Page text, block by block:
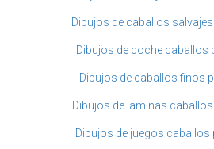
Dibujos de caballos
Dibujos de coche caballos
Dibujos de caballos finos
Dibujos de laminas
Dibujos de juegos caballos